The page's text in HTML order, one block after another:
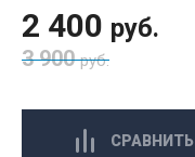
2 400 руб.
3 900 руб.
СРАВНИТЬ